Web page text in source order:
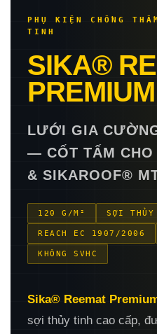
PHỤ KIỆN CHỐNG
TINH
SIKA®
PREMIUM
LƯỚI GIA
— CỐT TẤM
& SIKAROOF®
120 G/M² SỢI THỦY
REACH EC 1907/2006
KHÔNG SVHC
Sika® Reemat
sợi thủy tinh cao cấp,